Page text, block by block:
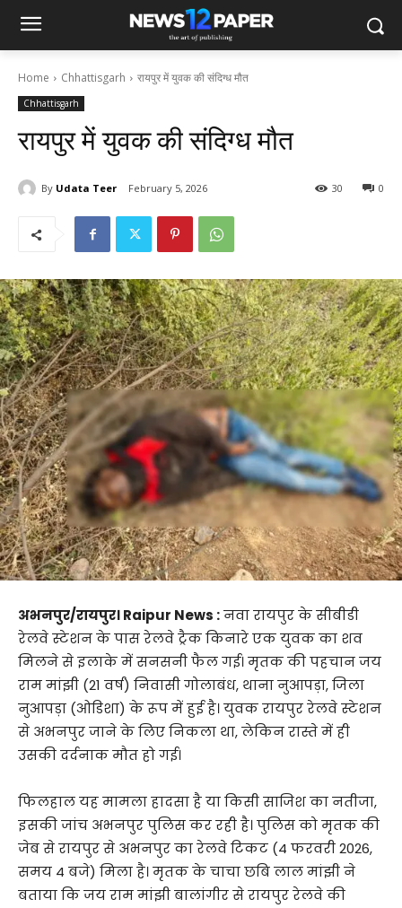
Home Chhattisgarh रायपुर में युवक की संदिग्ध मौत
Chhattisgarh
रायपुर में युवक की संदिग्ध मौत
By Udata Teer February 5, 2026 0
30
अभनपुर/रायपुर। Raipur News :नवा रायपुर के सीबीडी
रेलवे स्टेशन के पास रेलवे ट्रैक किनारे एक युवक का शव
मिलने से इलाके में सनसनी फैल गई। मृतक की पहचान जय
राम मांझी (21 वर्ष) निवासी गोलाबंध, थाना नुआपड़ा, जिला
नुआपड़ा (ओडिशा) के रूप में हुई है। युवक रायपुर रेलवे स्टेशन
से अभनपुर जाने के लिए निकला था, लेकिन रास्ते में ही
उसकी दर्दनाक मौत हो गई।
फिलहाल यह मामला हादसा है या किसी साजिश का नतीजा,
इसकी जांच अभनपुर पुलिस कर रही है। पुलिस को मृतक की
जेब से रायपुर से अभनपुर का रेलवे टिकट (4 फरवरी 2026,
समय 4 बजे) मिला है। मृतक के चाचा छबि लाल मांझी ने
बताया कि जय राम मांझी बालांगीर से रायपुर रेलवे की